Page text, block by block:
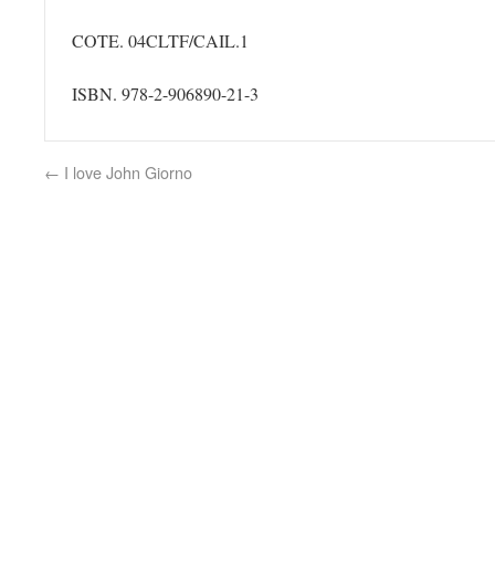
COTE. 04CLTF/CAIL.1
ISBN. 978-2-906890-21-3
← I love John Giorno